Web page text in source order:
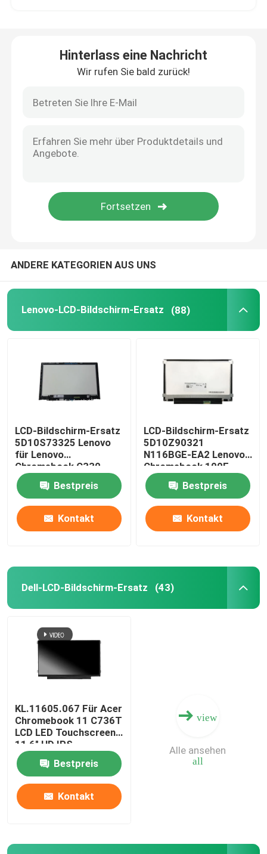
Acer-LCD-Bildschirm-Ersatz
Macbook-LCD-Bildschirm-Ersatz
Microsoft Surface LCD-Ersatz
Samsungs-Laptop-LCD-Bildschirm-Ersatz
Chip der integrierten Schaltung
Laptop Palmrest-Abdeckung
Laptop-Tastatur-Ersatz
Laptop-Batterie-Ersatz
Laptop-Ersatzteile
Hinterlass eine Nachricht
Wir rufen Sie bald zurück!
ANDERE KATEGORIEN AUS UNS
Lenovo-LCD-Bildschirm-Ersatz (88)
LCD-Bildschirm-Ersatz
5D10S73325 Lenovo
für Lenovo
Chromebook C330
B116XAB01
Bestpreis
Kontakt
LCD-Bildschirm-Ersatz
5D10Z90321
N116BGE-EA2 Lenovo
Chromebook 100E
Gen3 AMD
Bestpreis
Kontakt
Dell-LCD-Bildschirm-Ersatz (43)
KL.11605.067 Für Acer
Chromebook 11 C736T
LCD LED Touchscreen
11,6" HD IPS
B116XAK01.0
B116XAK01.2
Bestpreis
Kontakt
view
all
Alle ansehen